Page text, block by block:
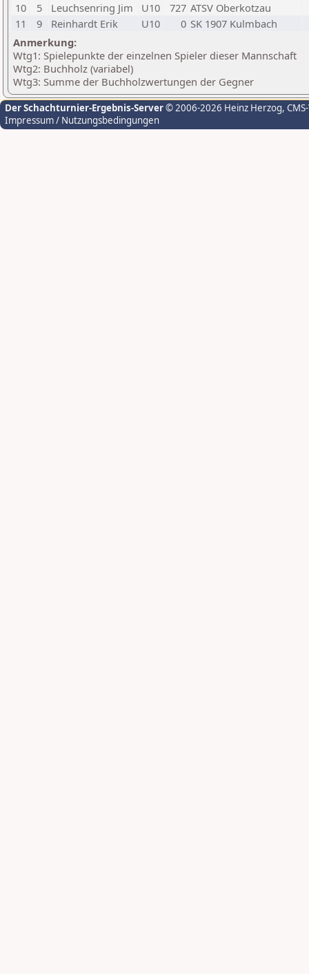
10
5 Leuchsenring Jim U10 727 ATSV Oberkotzau
11
9 Reinhardt Erik U10 0 SK 1907 Kulmbach
Anmerkung:
Wtg1: Spielepunkte der einzelnen Spieler dieser Mannschaft
Wtg2: Buchholz (variabel)
Wtg3: Summe der Buchholzwertungen der Gegner
Der Schachturnier-Ergebnis-Server© 2006-2026 Heinz Herzog,
Impressum / Nutzungsbedingungen